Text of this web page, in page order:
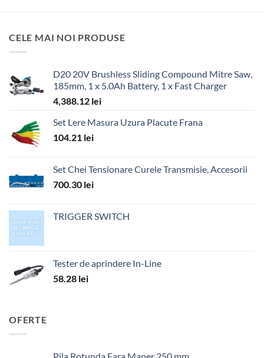
CELE MAI NOI PRODUSE
D20 20V Brushless Sliding Compound Mitre Saw,
185mm, 1 x 5.0Ah Battery, 1 x Fast Charger
4,388.12 lei
Set Lere Masura Uzura Placute Frana
104.21 lei
Set Chei Tensionare Curele Transmisie, Accesorii
700.30 lei
TRIGGER SWITCH
Tester de aprindere In-Line
58.28 lei
OFERTE
Pila Rotunda Fara Maner 250 mm